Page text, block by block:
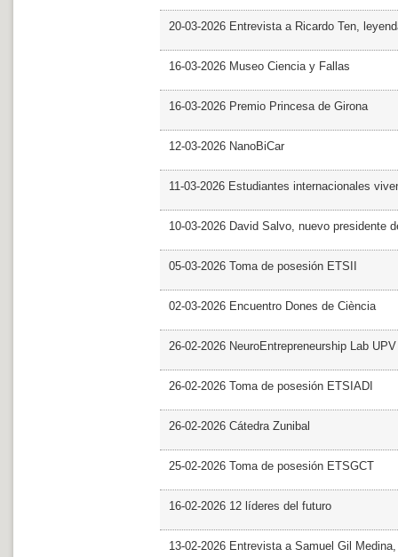
20-03-2026 Entrevista a Ricardo Ten,
16-03-2026 Museo Ciencia y Fallas
16-03-2026 Premio Princesa de Girona
12-03-2026 NanoBiCar
11-03-2026 Estudiantes internacionales
10-03-2026 David Salvo, nuevo presidente
05-03-2026 Toma de posesión ETSII
02-03-2026 Encuentro Dones de Ciència
26-02-2026 NeuroEntrepreneurship Lab UPV
26-02-2026 Toma de posesión ETSIADI
26-02-2026 Cátedra Zunibal
25-02-2026 Toma de posesión ETSGCT
16-02-2026 12 líderes del futuro
13-02-2026 Entrevista a Samuel Gil